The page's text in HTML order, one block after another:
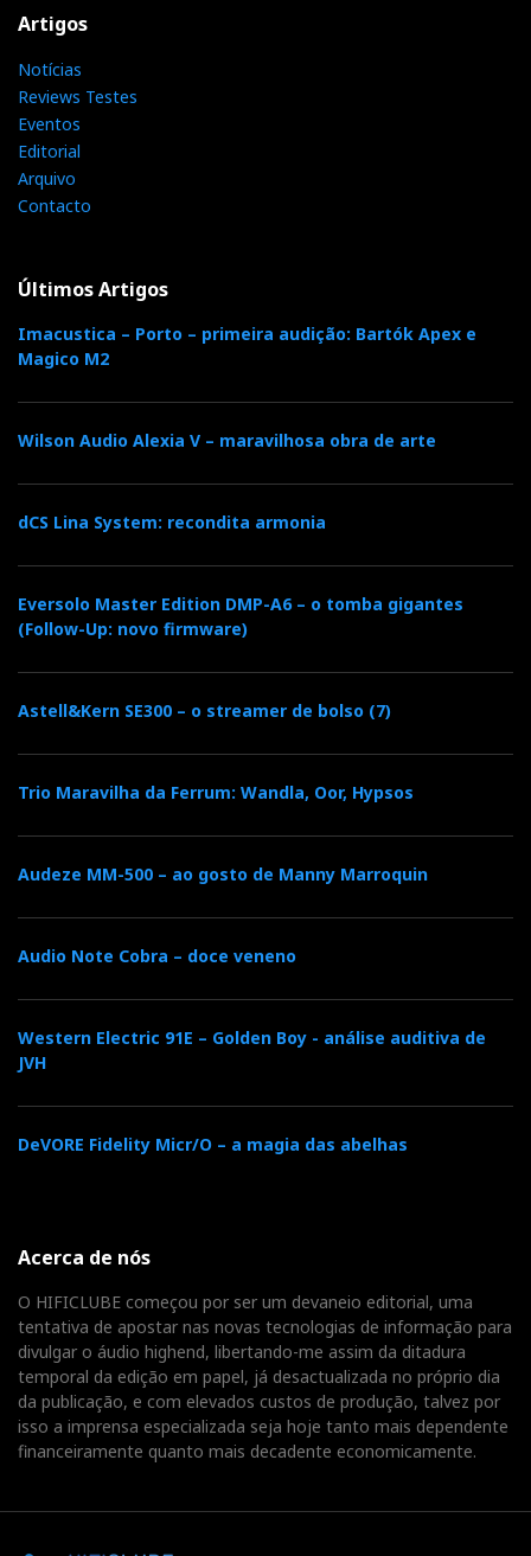
Artigos
Notícias
Reviews Testes
Eventos
Editorial
Arquivo
Contacto
Últimos Artigos
Imacustica – Porto – primeira audição: Bartók Apex e
Magico M2
Wilson Audio Alexia V – maravilhosa obra de arte
dCS Lina System: recondita armonia
Eversolo Master Edition DMP-A6 – o tomba gigantes
(Follow-Up: novo firmware)
Astell&Kern SE300 – o streamer de bolso (7)
Trio Maravilha da Ferrum: Wandla, Oor, Hypsos
Audeze MM-500 – ao gosto de Manny Marroquin
Audio Note Cobra – doce veneno
Western Electric 91E – Golden Boy - análise auditiva de
JVH
DeVORE Fidelity Micr/O – a magia das abelhas
Acerca de nós
O HIFICLUBE começou por ser um devaneio editorial, uma
tentativa de apostar nas novas tecnologias de informação para
divulgar o áudio highend, libertando-me assim da ditadura
temporal da edição em papel, já desactualizada no próprio dia
da publicação, e com elevados custos de produção, talvez por
isso a imprensa especializada seja hoje tanto mais dependente
financeiramente quanto mais decadente economicamente.